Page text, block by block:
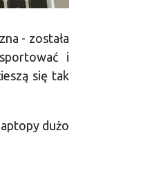
- została
i
się tak
dużo